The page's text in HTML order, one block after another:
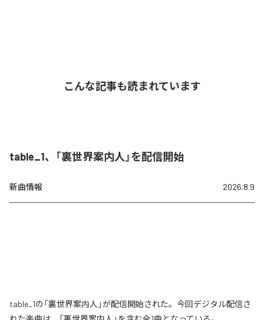
こんな記事も読まれています
table_1、「裏世界案内人」を配信開始
新曲情報 2026.8.9
table_1の「裏世界案内人」が配信開始された。今回デジタル配信さ